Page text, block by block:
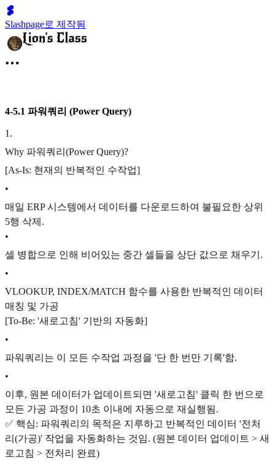
Slashpage로 제작됨
4-5.1 파워쿼리 (Power Query)
1 .
Why 파워쿼리(Power Query)?
[As-Is: 현재의 반복적인 수작업]
•
매일 ERP 시스템에서 데이터를 다운로드하여 불필요한 상위
5행 삭제.
•
셀 병합으로 인해 비어있는 중간 셀들을 상단 값으로 채우기.
•
VLOOKUP, INDEX/MATCH 함수를 사용한 반복적인 데이터
매칭 및 가공
[To-Be: '새로고침' 기반의 자동화]
•
파워쿼리는 이 모든 수작업 과정을 '단 한 번만 기록'함.
•
이후, 원본 데이터가 업데이트되면 '새로고침' 클릭 한 번으로
모든 가공 과정이 10초 이내에 자동으로 재실행됨.
✅ 핵심: 파워쿼리의 목적은 지루하고 반복적인 데이터 '전처
리(가공)' 작업을 자동화하는 것임. (원본 데이터 업데이트 > 새
로고침 > 전처리 완료)